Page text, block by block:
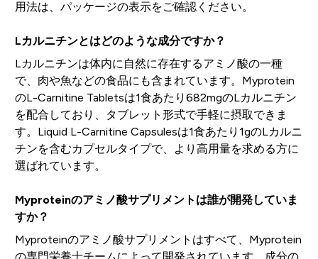
用法は、パッケージの表示をご確認ください。
Lカルニチンとはどのような成分ですか？
Lカルニチンは体内に自然に存在するアミノ酸の一種
で、肉や魚などの食品にも含まれています。Myprotein
のL-Carnitine Tabletsは1食あたり682mgのLカルニチン
を配合しており、タブレット形式で手軽に摂取できま
す。Liquid L-Carnitine Capsulesは1食あたり1gのLカルニ
チンを含むカプセルタイプで、より高用量を求める方に
選ばれています。
Myproteinのアミノ酸サプリメントは誰が開発していま
すか？
Myproteinのアミノ酸サプリメントはすべて、Myprotein